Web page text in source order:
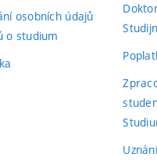
osobních údajů
o studium